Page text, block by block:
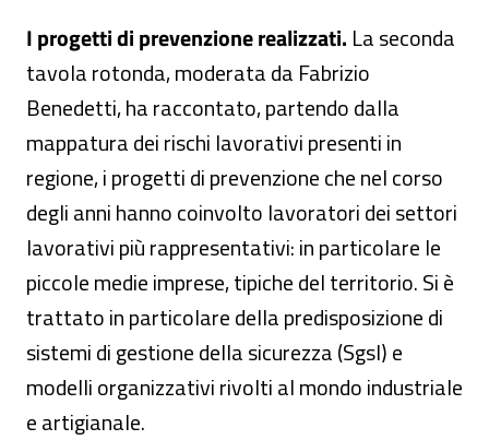
I progetti di prevenzione realizzati. La seconda
tavola rotonda, moderata da Fabrizio
Benedetti, ha raccontato, partendo dalla
mappatura dei rischi lavorativi presenti in
regione, i progetti di prevenzione che nel corso
degli anni hanno coinvolto lavoratori dei settori
lavorativi più rappresentativi: in particolare le
piccole medie imprese, tipiche del territorio. Si è
trattato in particolare della predisposizione di
sistemi di gestione della sicurezza (Sgsl) e
modelli organizzativi rivolti al mondo industriale
e artigianale.